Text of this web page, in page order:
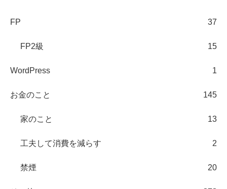
FP 37
FP2級 15
WordPress 1
お金のこと 145
家のこと 13
工夫して消費を減らす 2
禁煙 20